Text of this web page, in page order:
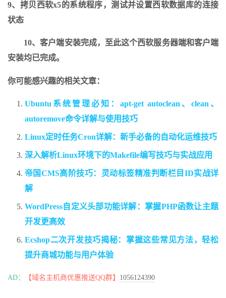
9、拷贝西软x5的系统程序，测试并设置西软数据库的连接
状态
10、客户端安装完成，至此这个西软服务器端和客户端
安装均已完成。
你可能感兴趣的相关文章：
Ubuntu系统管理必知：apt-get autoclean、clean、
autoremove命令详解与使用技巧
Linux定时任务Cron详解：新手必备的自动化运维技巧
深入解析Linux环境下的Makefile编写技巧与实战应用
帝国CMS高阶技巧：灵动标签精准判断栏目ID实战详
解
WordPress自定义头部功能详解：掌握PHP函数让主题
开发更高效
Ecshop二次开发技巧揭秘：掌握这些常见方法，轻松
提升商城功能与用户体验
AD： 【域名主机商优惠推送QQ群】 1056124390